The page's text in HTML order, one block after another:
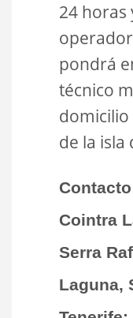
24 horas
pondrá
técnico
de la isla
Cointra
Serra
Laguna,